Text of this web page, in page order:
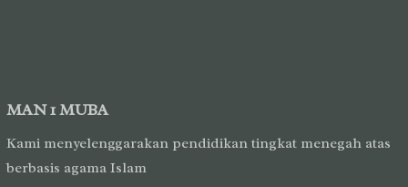
MAN 1 MUBA
Kami menyelenggarakan pendidikan tingkat menegah atas
berbasis agama Islam